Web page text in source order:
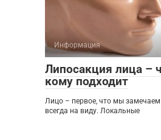
Информация
Липосакция лица –
кому подходит
Лицо – первое, что мы замечаем
всегда на виду. Локальные